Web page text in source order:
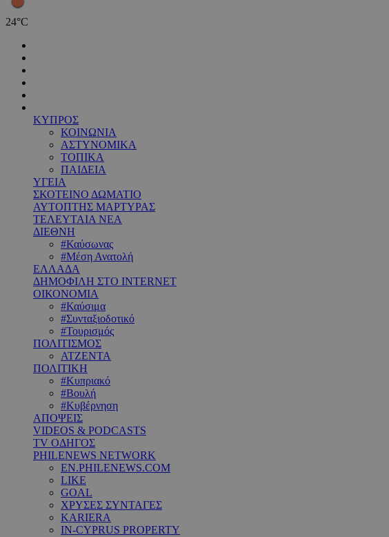
24°C
ΚΥΠΡΟΣ
ΚΟΙΝΩΝΙΑ
ΑΣΤΥΝΟΜΙΚΑ
ΤΟΠΙΚΑ
ΠΑΙΔΕΙΑ
ΥΓΕΙΑ
ΣΚΟΤΕΙΝΟ ΔΩΜΑΤΙΟ
ΑΥΤΟΠΤΗΣ ΜΑΡΤΥΡΑΣ
ΤΕΛΕΥΤΑΙΑ ΝΕΑ
ΔΙΕΘΝΗ
#Καύσωνας
#Μέση Ανατολή
ΕΛΛΑΔΑ
ΔΗΜΟΦΙΛΗ ΣΤΟ INTERNET
ΟΙΚΟΝΟΜΙΑ
#Καύσιμα
#Συνταξιοδοτικό
#Τουρισμός
ΠΟΛΙΤΙΣΜΟΣ
ΑΤΖΕΝΤΑ
ΠΟΛΙΤΙΚΗ
#Κυπριακό
#Βουλή
#Κυβέρνηση
ΑΠΟΨΕΙΣ
VIDEOS & PODCASTS
TV ΟΔΗΓΟΣ
PHILENEWS NETWORK
EN.PHILENEWS.COM
LIKE
GOAL
ΧΡΥΣΕΣ ΣΥΝΤΑΓΕΣ
KARIERA
IN-CYPRUS PROPERTY